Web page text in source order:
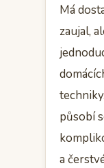
Má
zaujal,
působí
a